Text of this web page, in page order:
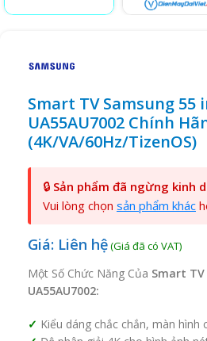
Smart TV Samsung 55
UA55AU7002 Chính
(4K/VA/60Hz/TizenOS)
🔒 Sản phẩm đã ngừng kinh
Vui lòng chọn sản phẩm khác
Giá: Liên hệ
Một Số Chức Năng Của Smart
UA55AU7002:
Kiểu dáng chắc chắn, màn hình